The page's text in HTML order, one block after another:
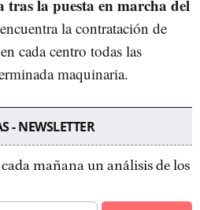
tras la puesta en marcha del
la contratación de
cada centro todas las
maquinaria.
- NEWSLETTER
mañana un análisis de los